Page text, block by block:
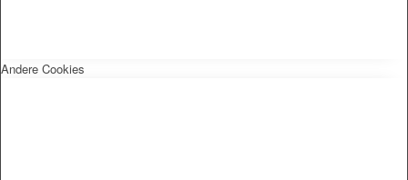
Andere Cookies